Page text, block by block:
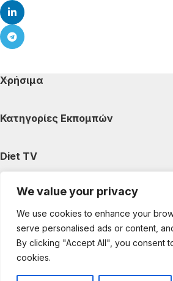
We value your privacy
We use cookies to enhance your
serve personalised ads or content,
By clicking "Accept All", you consent
cookies.
Χρήσιμα
Κατηγορίες Εκπομπών
Diet TV
Κατηγορίες Άρθρων
Ακολουθήστε μας
Copyright © 2025 DietTV. All Rights
development by web-